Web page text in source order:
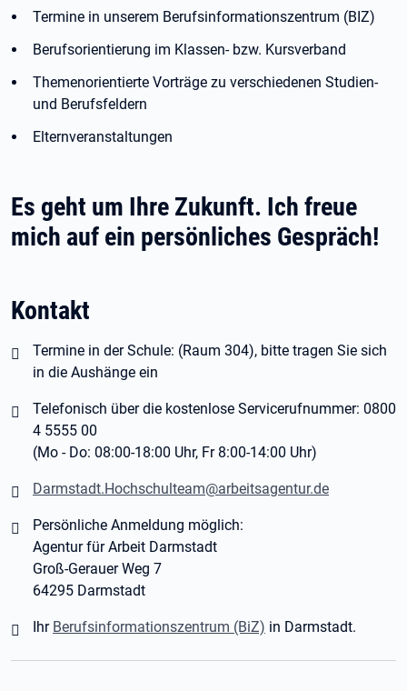
Termine in unserem Berufsinformationszentrum (BIZ)
Berufsorientierung im Klassen- bzw. Kursverband
Themenorientierte Vorträge zu verschiedenen Studien-
und Berufsfeldern
Elternveranstaltungen
Es geht um Ihre Zukunft. Ich freue
mich auf ein persönliches Gespräch!
Kontakt
Termine in der Schule: (Raum 304), bitte tragen Sie sich
in die Aushänge ein
Telefonisch über die kostenlose Servicerufnummer: 0800
4 5555 00
(Mo - Do: 08:00-18:00 Uhr, Fr 8:00-14:00 Uhr)
Darmstadt.Hochschulteam@arbeitsagentur.de
Persönliche Anmeldung möglich:
Agentur für Arbeit Darmstadt
Groß-Gerauer Weg 7
64295 Darmstadt
Ihr Berufsinformationszentrum (BiZ) in Darmstadt.